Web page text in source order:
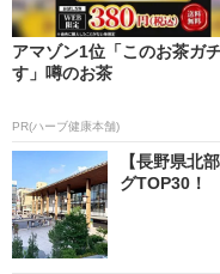
アマゾン1位「このお茶ガ
す」噂のお茶
PR(ハーブ健康本舗)
【長野県北
グTOP30！